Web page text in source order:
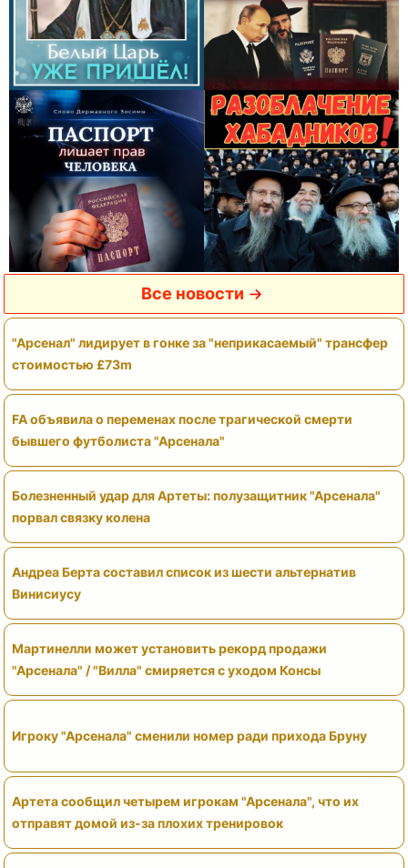
Все новости
"Арсенал" лидирует в гонке за "неприкасаемый" трансфер
стоимостью £73m
FA объявила о переменах после трагической смерти
бывшего футболиста "Арсенала"
Болезненный удар для Артеты: полузащитник "Арсенала"
порвал связку колена
Андреа Берта составил список из шести альтернатив
Винисиусу
Мартинелли может установить рекорд продажи
"Арсенала" / "Вилла" смиряется с уходом Консы
Игроку "Арсенала" сменили номер ради прихода Бруну
Артета сообщил четырем игрокам "Арсенала", что их
отправят домой из-за плохих тренировок